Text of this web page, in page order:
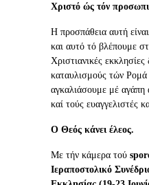
Χριστό ώς τόν
Η προσπάθεια αυτή
και αυτό τό βλέπουμε
Χριστιανικές
καταυλισμούς τών Ρομά
αγκαλιάσουμε μέ αγάπη
καί τούς ευαγγελιστές
Ο Θεός κάνει έλεος.
Με τήν κάμερα τού
Ιεραποστολικό